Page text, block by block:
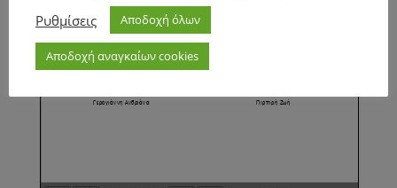
Ρυθμίσεις
Αποδοχή όλων
Αποδοχή αναγκαίων cookies